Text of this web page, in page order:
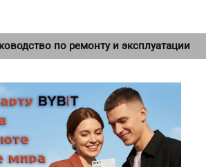
по ремонту и эксплуатации